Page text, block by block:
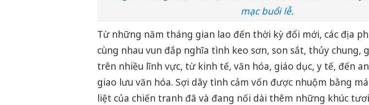
mạc buổi lễ.
Từ những năm tháng gian lao đến thời kỳ đổi mới, các địa
cùng nhau vun đắp nghĩa tình keo sơn, son sắt, thủy chung,
trên nhiều lĩnh vực, từ kinh tế, văn hóa, giáo dục, y tế, đến
giao lưu văn hóa. Sợi dây tình cảm vốn được nhuộm bằng
liệt của chiến tranh đã và đang nối dài thêm những khúc